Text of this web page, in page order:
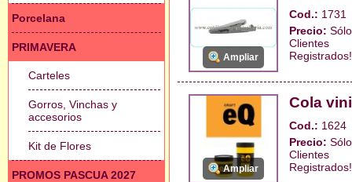
Porcelana
PRIMAVERA
Carteles
Gorros, Vinchas y
accesorios
Kit de Flores
PROMOS PASCUA 2027
Ampliar
Cod.: 1731
Precio:
Clientes
Registrados!
Ampliar
Cola
Cod.: 1624
Precio:
Clientes
Registrados!